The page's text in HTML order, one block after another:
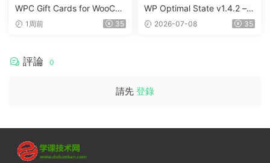
WPC Gift Cards for WooCo
mmerce (Premium) v1.0.2
1周前 35
WP Optimal State v1.4.2 –
WordPress 優化、清理和安
2026-07-08 35
評論 0
請先 登錄